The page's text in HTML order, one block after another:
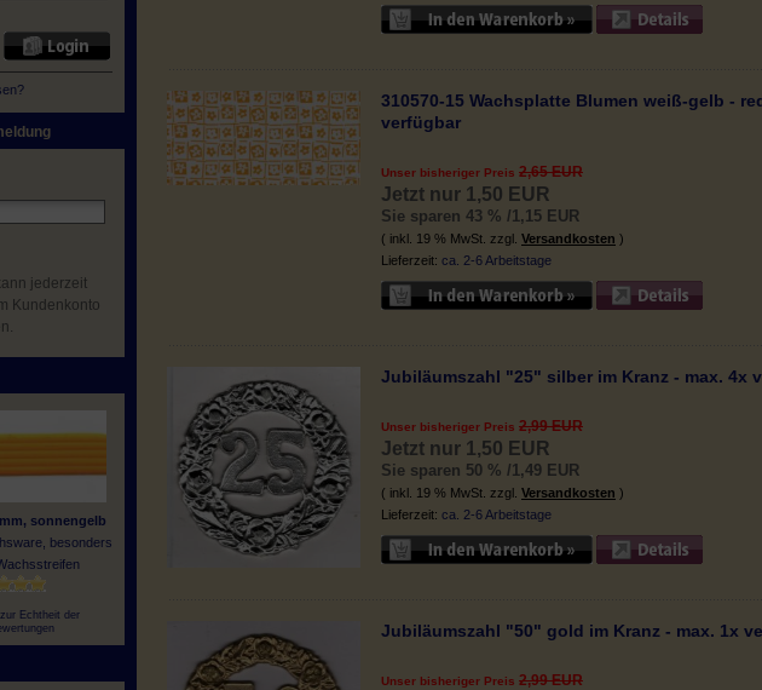
jederzeit
Kundenkonto
sonnengelb
besonders
Echtheit der
310570-15 Wachsplatte Blumen weiß-gelb -
verfügbar
Unser bisheriger Preis 2,65 EUR
Jetzt nur 1,50 EUR
Sie sparen 43 % /1,15 EUR
( inkl. 19 % MwSt. zzgl. Versandkosten )
Lieferzeit: ca. 2-6 Arbeitstage
Jubiläumszahl "25" silber im Kranz - max. 4x
Unser bisheriger Preis 2,99 EUR
Jetzt nur 1,50 EUR
Sie sparen 50 % /1,49 EUR
( inkl. 19 % MwSt. zzgl. Versandkosten )
Lieferzeit: ca. 2-6 Arbeitstage
Jubiläumszahl "50" gold im Kranz - max. 1x
Unser bisheriger Preis 2,99 EUR